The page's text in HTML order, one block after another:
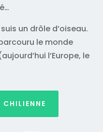
un drôle d’oiseau.
le monde
l’Europe, le
CHILIENNE